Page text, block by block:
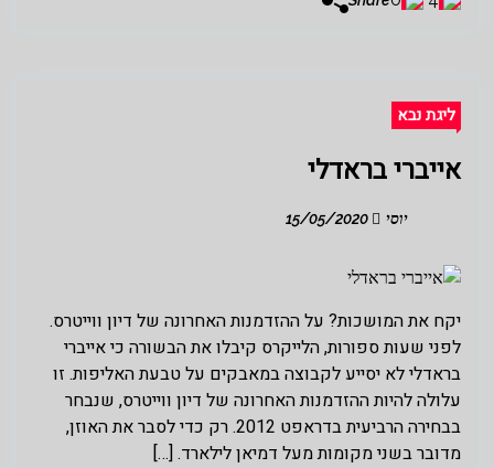
ליגת נבא
אייברי בראדלי
יוסי
יקח את המושכות? על ההזדמנות האחרונה של דיון ווייטרס.
לפני שעות ספורות, הלייקרס קיבלו את הבשורה כי אייברי
בראדלי לא יסייע לקבוצה במאבקים על טבעת האליפות. זו
עלולה להיות ההזדמנות האחרונה של דיון ווייטרס, שנבחר
בבחירה הרביעית בדראפט 2012. רק כדי לסבר את האוזן,
מדובר בשני מקומות מעל דמיאן לילארד. […]